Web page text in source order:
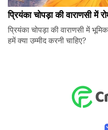
प्रियंका चोपड़ा की वाराणसी में
प्रियंका चोपड़ा की वाराणसी में
हमें क्या उम्मीद करनी चाहिए?